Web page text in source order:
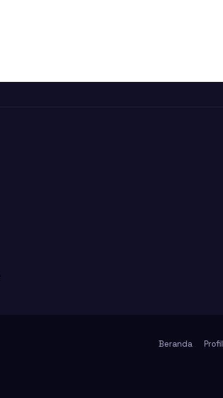
Beranda Profil